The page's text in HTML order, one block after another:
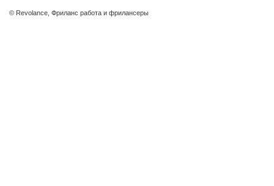
© Revolance, Фриланс работа и фрилансеры